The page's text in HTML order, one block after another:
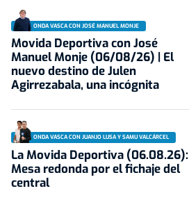
ONDA VASCA CON JOSÉ MANUEL MONJE
Movida Deportiva con José
Manuel Monje (06/08/26) | El
nuevo destino de Julen
Agirrezabala, una incógnita
ONDA VASCA CON JUANJO LUSA Y SAMU VALCÁRCEL
La Movida Deportiva (06.08.26):
Mesa redonda por el fichaje del
central